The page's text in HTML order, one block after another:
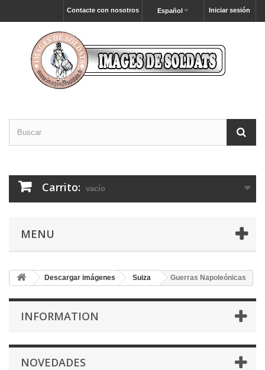
Iniciar sesión
Español
Contacte con nosotros
Carrito: vacío
MENU
Descargar imágenes Suiza Guerras Napoleónicas
INFORMATION
NOVEDADES